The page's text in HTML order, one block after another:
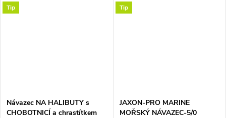
Tip
Návazec NA HALIBUTY s
CHOBOTNICÍ a chrastítkem
Tip
JAXON-PRO MARINE
MOŘSKÝ NÁVAZEC-5/0